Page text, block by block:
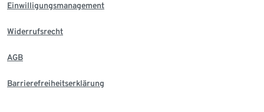
Einwilligungsmanagement
Widerrufsrecht
AGB
Barrierefreiheitserklärung